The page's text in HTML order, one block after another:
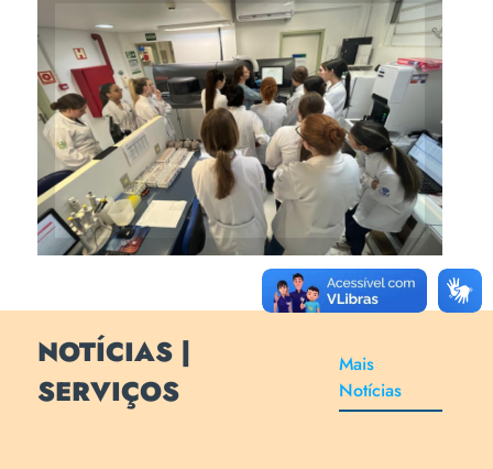
Alunos entenderam que a
automação é uma aliada
indispensável para a
segurança do paciente
NOTÍCIAS |
SERVIÇOS
Mais
Notícias